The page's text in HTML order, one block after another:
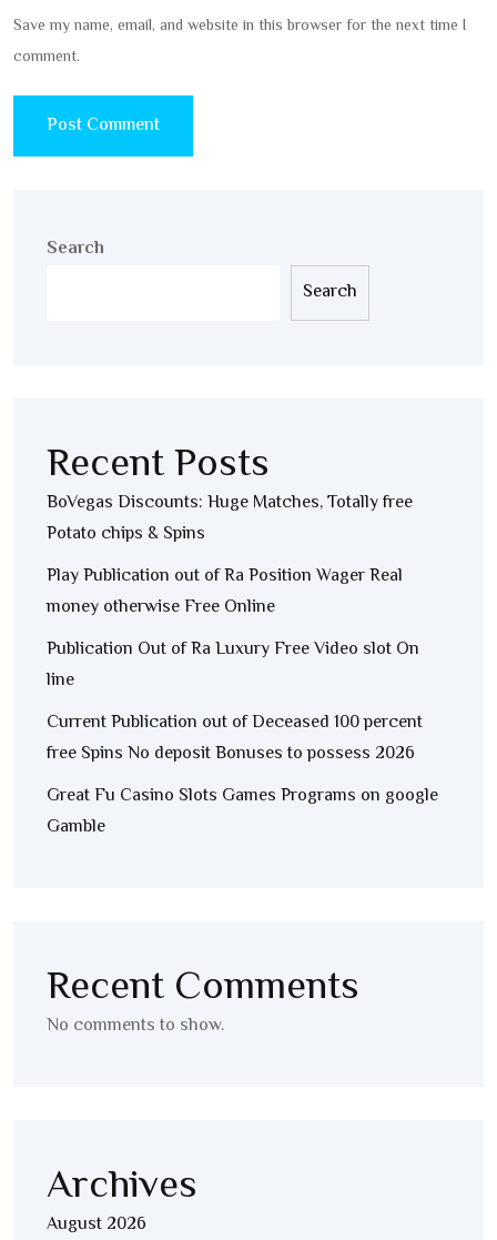
Save my name, email, and website in this browser for the next time I
comment.
Search
Search
Recent Posts
BoVegas Discounts: Huge Matches, Totally free
Potato chips & Spins
Play Publication out of Ra Position Wager Real
money otherwise Free Online
Publication Out of Ra Luxury Free Video slot On
line
Current Publication out of Deceased 100 percent
free Spins No deposit Bonuses to possess 2026
Great Fu Casino Slots Games Programs on google
Gamble
Recent Comments
No comments to show.
Archives
August 2026